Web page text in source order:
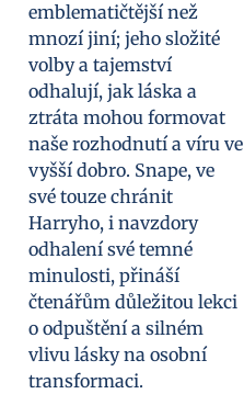
emblematičtější než
mnozí jiní; jeho složité
volby a tajemství
odhalují, jak láska a
ztráta mohou formovat
naše rozhodnutí a víru ve
vyšší dobro. Snape, ve
své touze chránit
Harryho, i navzdory
odhalení své temné
minulosti, přináší
čtenářům důležitou lekci
o odpuštění a silném
vlivu lásky na osobní
transformaci.